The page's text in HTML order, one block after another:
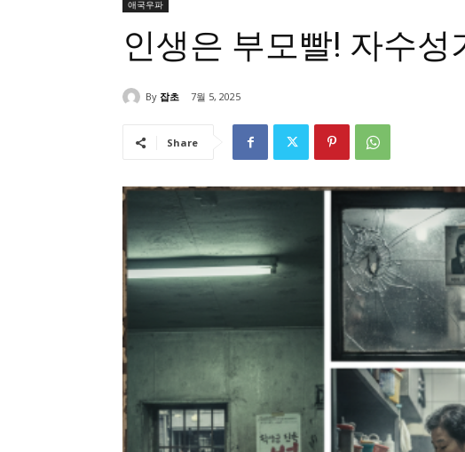
애국우파
인생은 부모빨! 자수성
By 잡초 7월 5, 2025
Share